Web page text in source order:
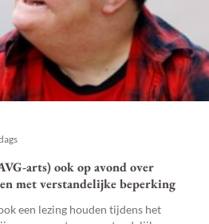
arts) ook op avond over
met verstandelijke beperking
een lezing houden tijdens het